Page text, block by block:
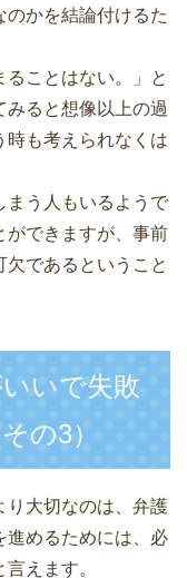
かを結論付けるた
ることはない。」と
ると想像以上の過
時も考えられなくは
まう人もいるようで
ができますが、事前
であるということ
いで失敗
の3）
り大切なのは、弁護
進めるためには、必
えます。